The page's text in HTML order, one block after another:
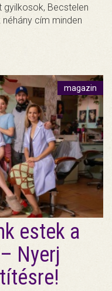
gyilkosok, Becstelen
cím minden
magazin
estek a
Nyerj